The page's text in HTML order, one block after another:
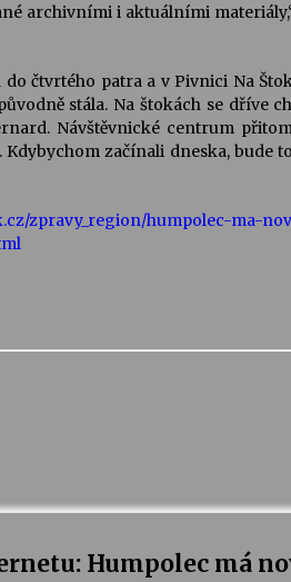
archivními i aktuálními
čtvrtého patra a v Pivnici Na
stála. Na štokách se dříve
Návštěvnické centrum
začínali dneska, bude
zpravy_region/humpolec-ma-
Humpolec má